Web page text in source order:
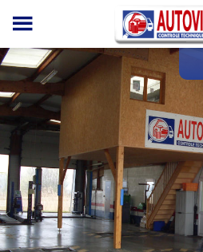
Panneau de gestion des cookies